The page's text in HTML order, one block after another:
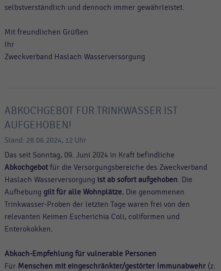
selbstverständlich und dennoch immer gewährleistet.
Mit freundlichen Grüßen
Ihr
Zweckverband Haslach Wasserversorgung
ABKOCHGEBOT FÜR TRINKWASSER IST
AUFGEHOBEN!
Stand: 28.06.2024, 12 Uhr
Das seit Sonntag, 09. Juni 2024 in Kraft befindliche
Abkochgebotfür die Versorgungsbereiche des Zweckverband
Haslach Wasserversorgung ist ab sofort aufgehoben. Die
Aufhebung gilt für alle Wohnplätze.Die genommenen
Trinkwasser-Proben der letzten Tage waren frei von den
relevanten Keimen Escherichia Coli, coliformen und
Enterokokken.
Abkoch-Empfehlung für vulnerable Personen
Für Menschen mit eingeschränkter/gestörter Immunabwehr(z.